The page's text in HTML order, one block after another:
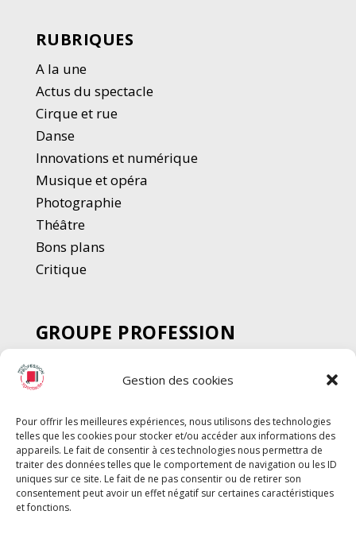
Gestion des cookies
Pour offrir les meilleures expériences, nous utilisons des technologies
telles que les cookies pour stocker et/ou accéder aux informations des
appareils. Le fait de consentir à ces technologies nous permettra de
traiter des données telles que le comportement de navigation ou les ID
uniques sur ce site. Le fait de ne pas consentir ou de retirer son
consentement peut avoir un effet négatif sur certaines caractéristiques
et fonctions.
RUBRIQUES
A la une
Actus du spectacle
Cirque et rue
Danse
Innovations et numérique
Musique et opéra
Photographie
Théâtre
Bons plans
Critique
GROUPE PROFESSION
SPECTACLE
Chèque Intermittents
Chèque Compta
Chèque Emploi Spectacle
G-Pods
Profession Audio-visuel